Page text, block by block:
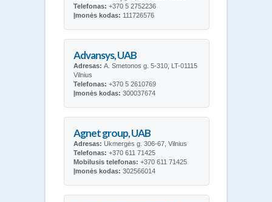
Telefonas: +370 5 2752236
Įmonės kodas: 111726576
Advansys, UAB
Adresas: A. Smetonos g. 5-310, LT-01115
Vilnius
Telefonas: +370 5 2610769
Įmonės kodas: 300037674
Agnet group, UAB
Adresas: Ukmergės g. 306-67, Vilnius
Telefonas: +370 611 71425
Mobilusis telefonas: +370 611 71425
Įmonės kodas: 302566014